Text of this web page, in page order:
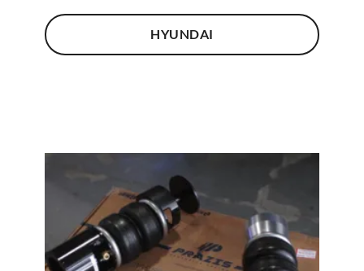
HYUNDAI